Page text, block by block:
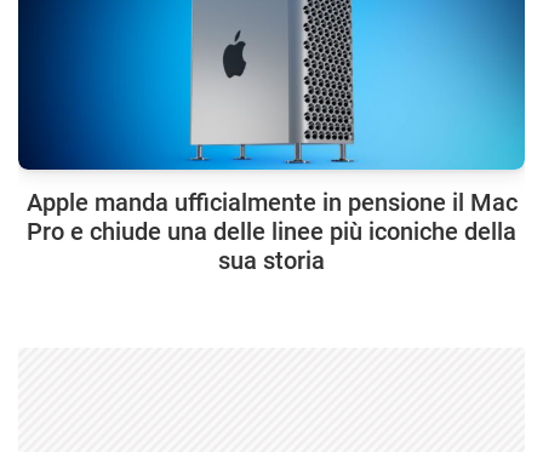
Apple manda ufficialmente in pensione il Mac
Pro e chiude una delle linee più iconiche della
sua storia